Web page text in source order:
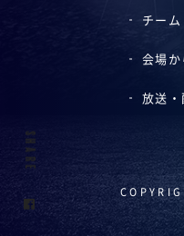
チー
会場か
放送・
SHARE